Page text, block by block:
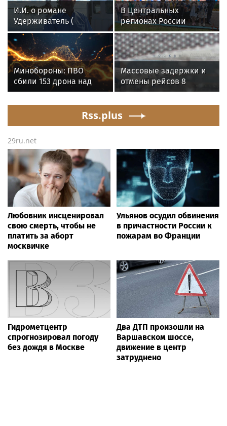
И.И. о романе
Удерживатель (
Удерживающий сейчас
) русского вологодского
писателя и поэта
Андрея Малышева (
роман опубликован в
2016 г. )
В Центральных
регионах России
продолжается
ведомственная акция
«Каникулы с
Росгвардией»
Минобороны: ПВО
сбили 153 дрона над
Россией за ночь 9
Массовые задержки и
отмены рейсов 8
августа: хаос в
Rss.plus
29ru.net
Любовник инсценировал
свою смерть, чтобы не
платить за аборт
москвичке
Ульянов осудил обвинения
в причастности России к
пожарам во Франции
Гидрометцентр
спрогнозировал погоду
без дождя в Москве
Два ДТП произошли на
Варшавском шоссе,
движение в центр
затруднено